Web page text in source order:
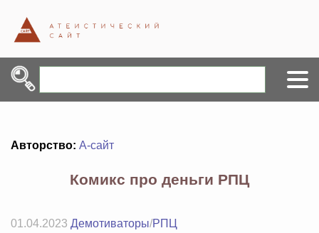
Авторство: А-сайт
Комикс про деньги РПЦ
01.04.2023 Демотиваторы/РПЦ